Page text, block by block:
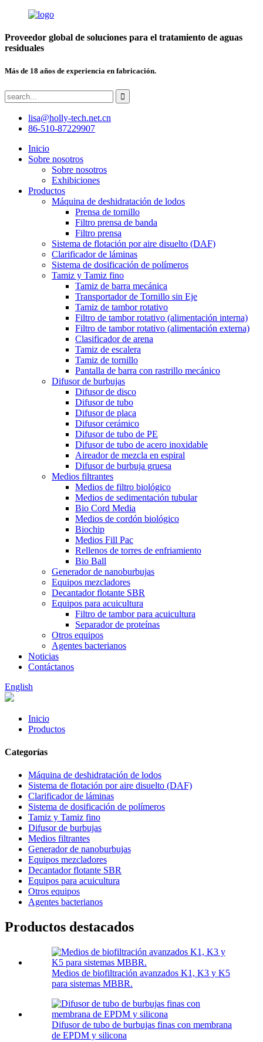
Proveedor global de soluciones para el tratamiento de aguas
residuales
Más de 18 años de experiencia en fabricación.
lisa@holly-tech.net.cn
86-510-87229907
Inicio
Sobre nosotros
Sobre nosotros
Exhibiciones
Productos
Máquina de deshidratación de lodos
Prensa de tornillo
Filtro prensa de banda
Filtro prensa
Sistema de flotación por aire disuelto (DAF)
Clarificador de láminas
Sistema de dosificación de polímeros
Tamiz y Tamiz fino
Tamiz de barra mecánica
Transportador de Tornillo sin Eje
Tamiz de tambor rotativo
Filtro de tambor rotativo (alimentación interna)
Filtro de tambor rotativo (alimentación externa)
Clasificador de arena
Tamiz de escalera
Tamiz de tornillo
Pantalla de barra con rastrillo mecánico
Difusor de burbujas
Difusor de disco
Difusor de tubo
Difusor de placa
Difusor cerámico
Difusor de tubo de PE
Difusor de tubo de acero inoxidable
Aireador de mezcla en espiral
Difusor de burbuja gruesa
Medios filtrantes
Medios de filtro biológico
Medios de sedimentación tubular
Bio Cord Media
Medios de cordón biológico
Biochip
Medios Fill Pac
Rellenos de torres de enfriamiento
Bio Ball
Generador de nanoburbujas
Equipos mezcladores
Decantador flotante SBR
Equipos para acuicultura
Filtro de tambor para acuicultura
Separador de proteínas
Otros equipos
Agentes bacterianos
Noticias
Contáctanos
English
Inicio
Productos
Categorías
Máquina de deshidratación de lodos
Sistema de flotación por aire disuelto (DAF)
Clarificador de láminas
Sistema de dosificación de polímeros
Tamiz y Tamiz fino
Difusor de burbujas
Medios filtrantes
Generador de nanoburbujas
Equipos mezcladores
Decantador flotante SBR
Equipos para acuicultura
Otros equipos
Agentes bacterianos
Productos destacados
Medios de biofiltración avanzados K1, K3 y K5
para sistemas MBBR.
Difusor de tubo de burbujas finas con membrana
de EPDM y silicona